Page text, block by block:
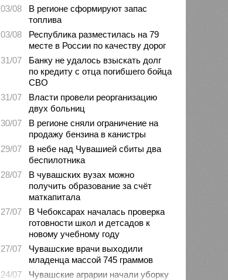
03/08
В регионе сформируют запас
топлива
03/08
Республика разместилась на 79
месте в России по качеству дорог
31/07
Банку не удалось взыскать долг
по кредиту с отца погибшего бойца
СВО
31/07
Власти провели реорганизацию
двух больниц
30/07
В регионе сняли ограничение на
продажу бензина в канистры
29/07
В небе над Чувашией сбиты два
беспилотника
28/07
В чувашских вузах можно
получить образование за счёт
маткапитала
27/07
В Чебоксарах началась проверка
готовности школ и детсадов к
новому учебному году
27/07
Чувашские врачи выходили
младенца массой 745 граммов
24/07
Чувашские аграрии начали уборку